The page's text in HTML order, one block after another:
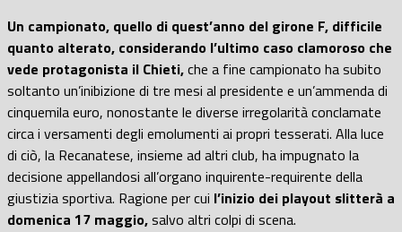
Un campionato, quello di quest’anno del girone F, difficile
quanto alterato, considerando l’ultimo caso clamoroso che
vede protagonista il Chieti,che a fine campionato ha subito
soltanto un’inibizione di tre mesi al presidente e un’ammenda di
cinquemila euro, nonostante le diverse irregolarità conclamate
circa i versamenti degli emolumenti ai propri tesserati. Alla luce
di ciò, la Recanatese, insieme ad altri club, ha impugnato la
decisione appellandosi all’organo inquirente-requirente della
giustizia sportiva. Ragione per cui l’inizio dei playout slitterà a
domenica 17 maggio,salvo altri colpi di scena.